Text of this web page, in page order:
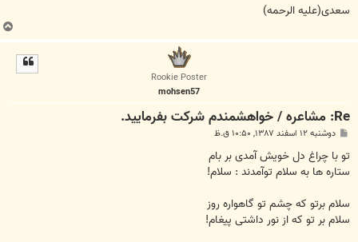
سعدی(علیه الرحمه)
ب
ا
Rookie Poster
mohsen57
Re: مشاعره / خواهشمندم شرکت بفرماييد.
پ
ت
دوشنبه ۱۲ اسفند ۱۳۸۷, ۱۰:۵۰ ق.ظ
تو با چراغ دل خویش آمدی بر بام
ستاره ها به سلام توآمدند : سلام!
سلام برتو که چشم تو گاهواره روز
سلام بر تو که از نور داشتی پیغام!